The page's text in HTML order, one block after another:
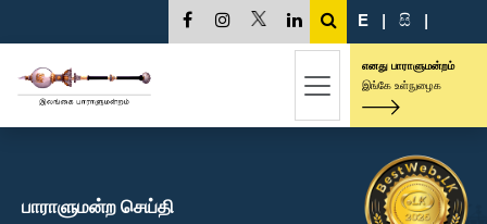
E | සි |
எனது பாராளுமன்றம்
இங்கே உள்நுழைக
பாராளுமன்ற செய்தி